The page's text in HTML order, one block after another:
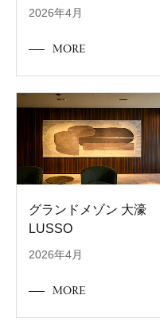
2026年4月
MORE
グランドメゾン 大濠
LUSSO
2026年4月
MORE